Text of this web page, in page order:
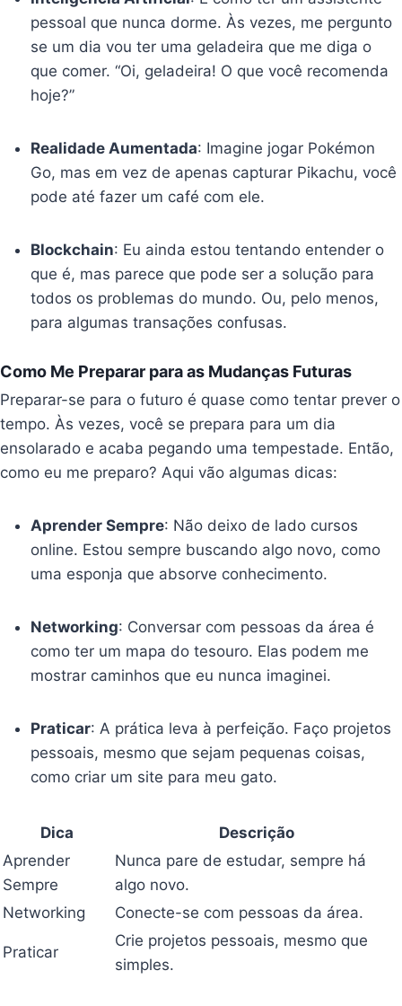
pessoal que nunca dorme. Às vezes, me pergunto
se um dia vou ter uma geladeira que me diga o
que comer. “Oi, geladeira! O que você recomenda
hoje?”
Realidade Aumentada: Imagine jogar Pokémon
Go, mas em vez de apenas capturar Pikachu, você
pode até fazer um café com ele.
Blockchain: Eu ainda estou tentando entender o
que é, mas parece que pode ser a solução para
todos os problemas do mundo. Ou, pelo menos,
para algumas transações confusas.
Como Me Preparar para as Mudanças Futuras
Preparar-se para o futuro é quase como tentar prever o
tempo. Às vezes, você se prepara para um dia
ensolarado e acaba pegando uma tempestade. Então,
como eu me preparo? Aqui vão algumas dicas:
Aprender Sempre: Não deixo de lado cursos
online. Estou sempre buscando algo novo, como
uma esponja que absorve conhecimento.
Networking: Conversar com pessoas da área é
como ter um mapa do tesouro. Elas podem me
mostrar caminhos que eu nunca imaginei.
Praticar: A prática leva à perfeição. Faço projetos
pessoais, mesmo que sejam pequenas coisas,
como criar um site para meu gato.
Dica
Descrição
Aprender
Sempre
Nunca pare de estudar, sempre há
algo novo.
Networking
Conecte-se com pessoas da área.
Praticar
Crie projetos pessoais, mesmo que
simples.